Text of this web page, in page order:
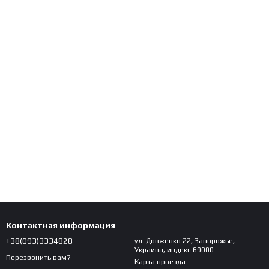
Контактная информация
+38(093)3334828
Перезвонить вам?
ул. Довженко 22, Запорожье,
Украина, индекс 69000
Карта проезда